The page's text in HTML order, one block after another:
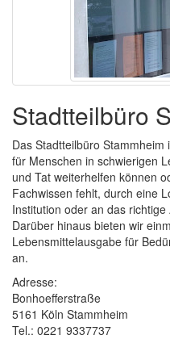
Stadtteilbüro
Das Stadtteilbüro
für Menschen in schwierigen
und Tat weiterhelfen können
Fachwissen fehlt, durch eine
Institution oder an das richtige
Darüber hinaus bieten wir
Lebensmittelausgabe für
an.
Adresse:
Bonhoefferstraße
5161 Köln Stammheim
Tel.: 0221 9337737